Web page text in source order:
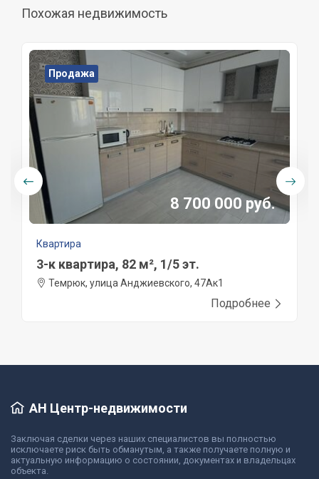
Похожая недвижимость
Продажа
8 700 000 руб.
Квартира
3-к квартира, 82 м², 1/5 эт.
Темрюк, улица Анджиевского, 47Ак1
Подробнее
АН Центр-недвижимости
Заключая сделки через наших специалистов вы полностью
исключаете риск быть обманутым, а также получаете полную и
актуальную информацию о состоянии, документах и владельцах
объекта.